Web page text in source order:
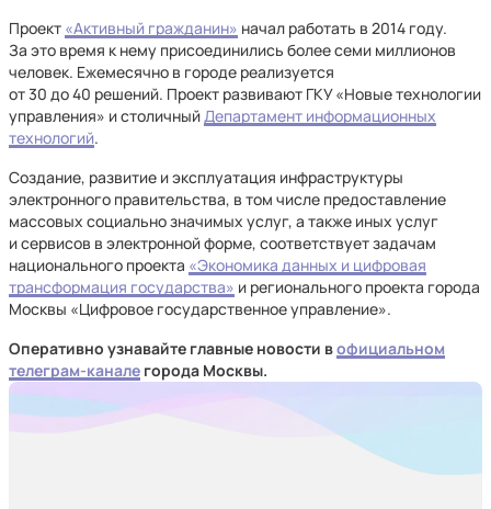
Проект «Активный гражданин» начал работать в 2014 году.
За это время к нему присоединились более семи миллионов
человек. Ежемесячно в городе реализуется
от 30 до 40 решений. Проект развивают ГКУ «Новые технологии
управления» и столичныйДепартамент информационных
технологий.
Создание, развитие и эксплуатация инфраструктуры
электронного правительства, в том числе предоставление
массовых социально значимых услуг, а также иных услуг
и сервисов в электронной форме, соответствует задачам
национального проекта «Экономика данных и цифровая
трансформация государства» и регионального проекта города
Москвы «Цифровое государственное управление».
Оперативно узнавайте главные новости вофициальном
телеграм-канале города Москвы.